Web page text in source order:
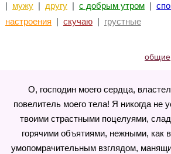
| мужу| другу| с добрым утром|
настроения | скучаю| грустные
общие
О, господин моего сердца,
повелитель моего тела! Я никогда не
твоими страстными поцелуями,
горячими объятиями, нежными, как
умопомрачительным взглядом,